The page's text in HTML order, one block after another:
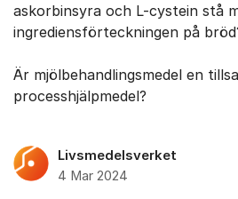
askorbinsyra och L-cystein stå
ingrediensförteckningen på
Är mjölbehandlingsmedel en
processhjälpmedel?
Livsmedelsverket
4 Mar 2024